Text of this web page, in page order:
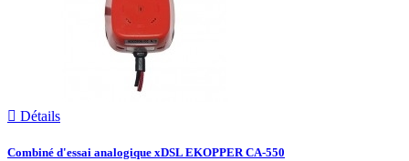
 Détails
Combiné d'essai analogique xDSL EKOPPER CA-550